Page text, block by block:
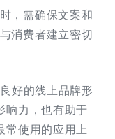
，需确保文案和
消费者建立密切
好的线上品牌形
响力，也有助于
常使用的应用上